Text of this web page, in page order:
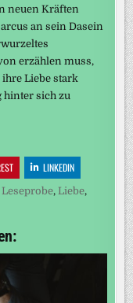
neuen Kräften
an sein Dasein
erzählen muss,
Liebe stark
hinter sich zu
LINKEDIN
Leseprobe, Liebe,